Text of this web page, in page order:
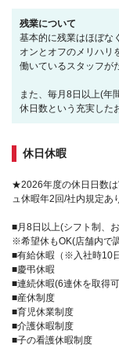
残業について
基本的に残業はほぼな
オンとオフのメリハリ
働いているスタッフが
また、毎月8日以上(年
休日数という充実した
休日休暇
★2026年度の休日日数
ュ休暇年2回/社内規定あ
■月8日以上(シフト制、
※希望休もOK(店舗内で
■有給休暇（※入社時10
■慶弔休暇
■連続休暇(6連休を取得
■産休制度
■育児休業制度
■介護休暇制度
■子の看護休暇制度